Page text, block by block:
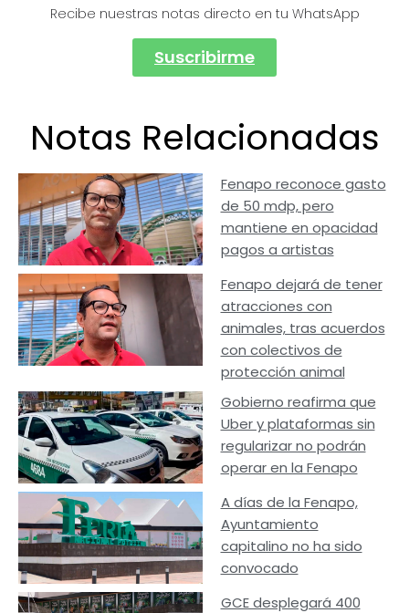
Recibe nuestras notas directo en tu WhatsApp
Suscribirme
Notas Relacionadas
Fenapo reconoce gasto
de 50 mdp, pero
mantiene en opacidad
pagos a artistas
Fenapo dejará de tener
atracciones con
animales, tras acuerdos
con colectivos de
protección animal
Gobierno reafirma que
Uber y plataformas sin
regularizar no podrán
operar en la Fenapo
A días de la Fenapo,
Ayuntamiento
capitalino no ha sido
convocado
GCE desplegará 400